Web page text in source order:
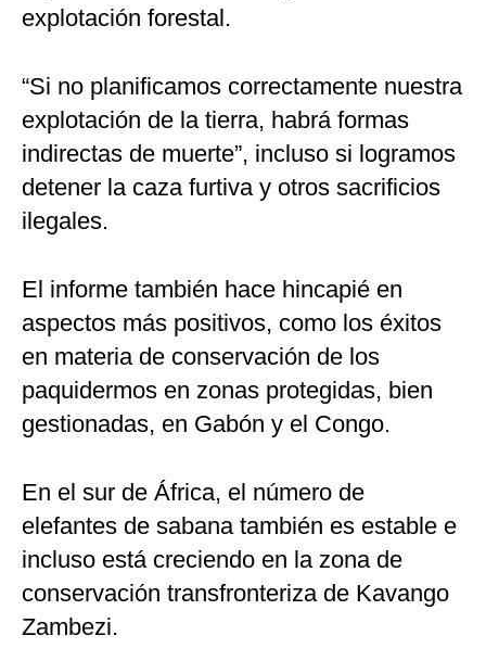
explotación forestal.
“Si no planificamos correctamente nuestra
explotación de la tierra, habrá formas
indirectas de muerte”, incluso si logramos
detener la caza furtiva y otros sacrificios
ilegales.
El informe también hace hincapié en
aspectos más positivos, como los éxitos
en materia de conservación de los
paquidermos en zonas protegidas, bien
gestionadas, en Gabón y el Congo.
En el sur de África, el número de
elefantes de sabana también es estable e
incluso está creciendo en la zona de
conservación transfronteriza de Kavango
Zambezi.